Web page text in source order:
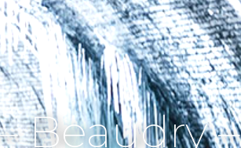
Beaudry –